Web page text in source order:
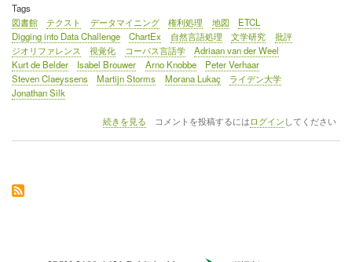
Tags
図書館
テクスト データマイニング 権利処理 地図
ETCL
Digging into Data Challenge
ChartEx 自然言語処理 文学研究
批評
ジオリファレンス
視覚化 コーパス言語学
Adriaan van der Weel
Kurt de Belder
Isabel Brouwer Arno Knobbe
Peter Verhaar
Steven Claeyssens
Martijn Storms Morana Lukaç
ライデン大学
Jonathan Silk
イ
続きを見る コメントを投稿するには ログイン してください